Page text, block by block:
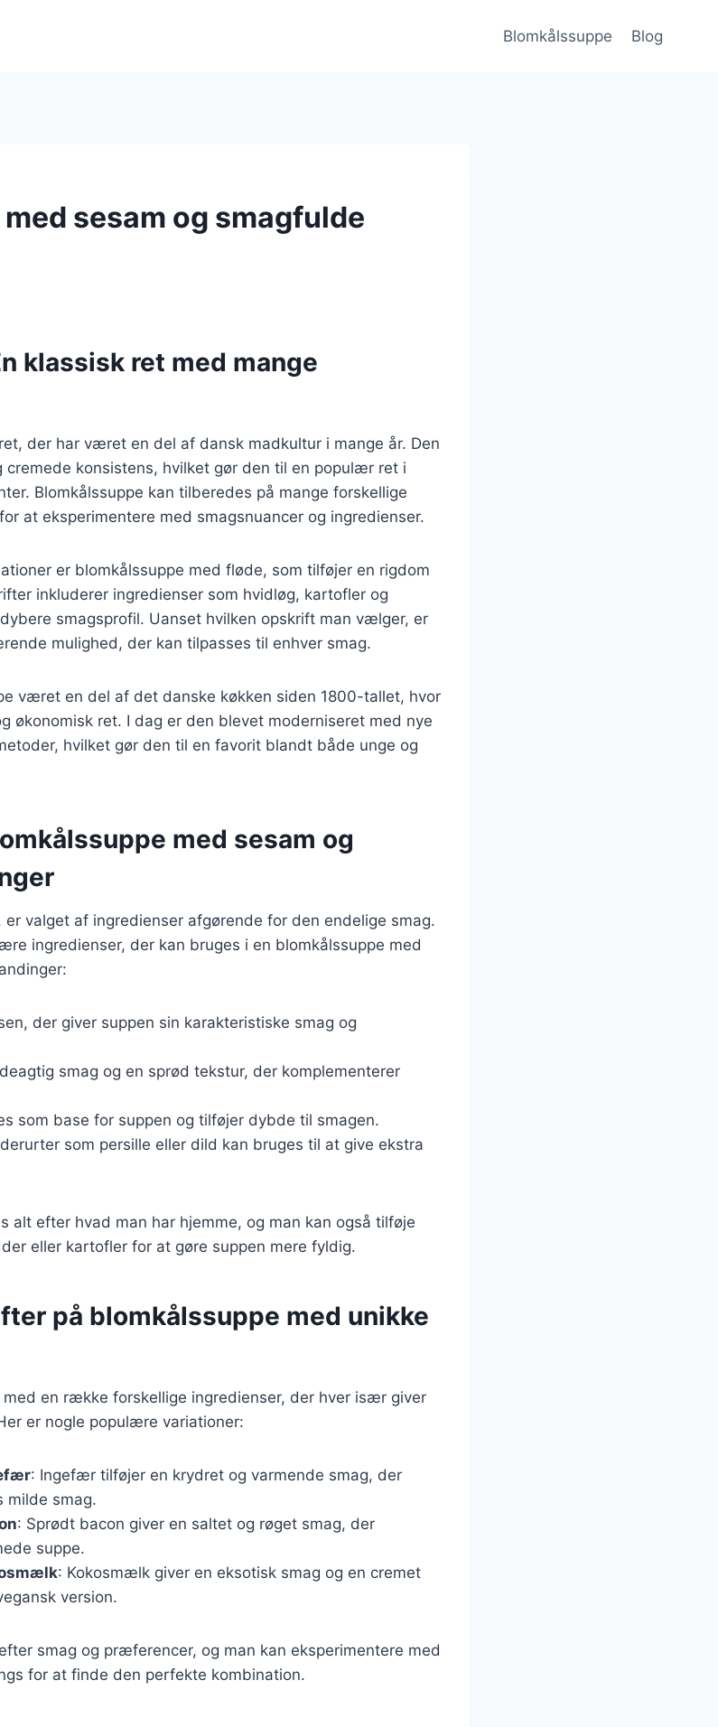
Blomkålssuppe Blog
sesam og smagfulde
klassisk ret med mange
der har været en del af dansk madkultur i mange år. Den
cremede konsistens, hvilket gør den til en populær ret i
Blomkålssuppe kan tilberedes på mange forskellige
at eksperimentere med smagsnuancer og ingredienser.
er blomkålssuppe med fløde, som tilføjer en rigdom
inkluderer ingredienser som hvidløg, kartofler og
smagsprofil. Uanset hvilken opskrift man vælger, er
mulighed, der kan tilpasses til enhver smag.
været en del af det danske køkken siden 1800-tallet, hvor
økonomisk ret. I dag er den blevet moderniseret med nye
hvilket gør den til en favorit blandt både unge og
med sesam og
er valget af ingredienser afgørende for den endelige smag.
ingredienser, der kan bruges i en blomkålssuppe med
der giver suppen sin karakteristiske smag og
smag og en sprød tekstur, der komplementerer
som base for suppen og tilføjer dybde til smagen.
som persille eller dild kan bruges til at give ekstra
alt efter hvad man har hjemme, og man kan også tilføje
eller kartofler for at gøre suppen mere fyldig.
på blomkålssuppe med unikke
en række forskellige ingredienser, der hver især giver
er nogle populære variationer:
: Ingefær tilføjer en krydret og varmende smag, der
milde smag.
: Sprødt bacon giver en saltet og røget smag, der
suppe.
: Kokosmælk giver en eksotisk smag og en cremet
version.
smag og præferencer, og man kan eksperimentere med
for at finde den perfekte kombination.